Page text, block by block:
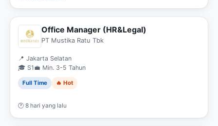
Office Manager (HR&Legal)
PT Mustika Ratu Tbk
📍 Jakarta Selatan
🎓 S1 💼 Min. 3-5 Tahun
Full Time 🔥 Hot
🕐 8 hari yang lalu